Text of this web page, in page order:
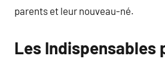
parents et leur nouveau-né.
Les Indispensables